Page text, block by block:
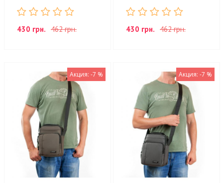
430 грн. 462 грн. 430 грн. 462 грн.
Акция: -7 % Акция: -7 %